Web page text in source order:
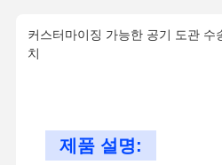
커스터마이징 가능한 공기 도관
치
제품 설명: